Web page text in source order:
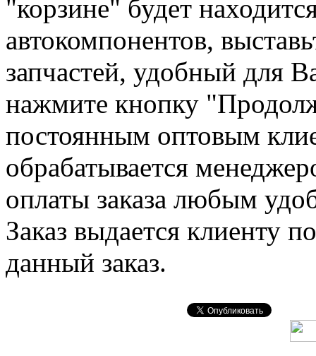
"корзине" будет
автокомпонентов,
запчастей, удобный для
нажмите кнопку
постоянным оптовым
обрабатывается
оплаты заказа любым
Заказ выдается клиенту
данный заказ.